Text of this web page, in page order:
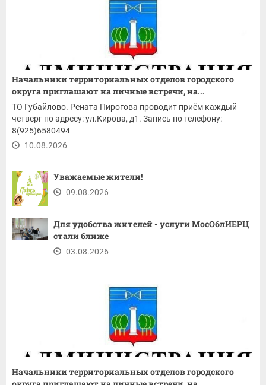
Начальники территориальных отделов городского
округа приглашают на личные встречи, на...
ТО Губайлово. Рената Пирогова проводит приём каждый
четверг по адресу: ул.Кирова, д1. Запись по телефону:
8(925)6580494
10.08.2026
Уважаемые жители!
09.08.2026
Для удобства жителей - услуги МосОблИЕРЦ
стали ближе
03.08.2026
Начальники территориальных отделов городского